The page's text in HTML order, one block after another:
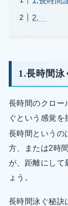
2.
1.長時間泳
長時間のクロー
ぐという感覚を
長時間というの
方、または2時
が、距離にして
ょう。
長時間泳ぐ秘訣